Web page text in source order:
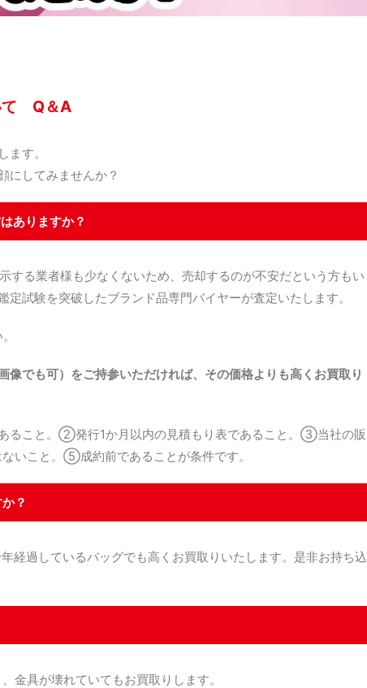
て Q＆A
す。
にしてみませんか？
ありますか？
する業者様も少なくないため、売却するのが不安だという方もい
試験を突破したブランド品専門バイヤーが査定いたします。
でも可）をご持参いただければ、その価格よりも高くお買取り
こと。②発行1か月以内の見積もり表であること。③当社の販
いこと。⑤成約前であることが条件です。
？
経過しているバッグでも高くお買取りいたします。是非お持ち込
金具が壊れていてもお買取りします。